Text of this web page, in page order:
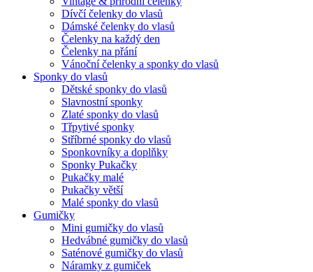
Dívčí čelenky do vlasů
Dámské čelenky do vlasů
Čelenky na každý den
Čelenky na přání
Vánoční čelenky a sponky do vlasů
Sponky do vlasů
Dětské sponky do vlasů
Slavnostní sponky
Zlaté sponky do vlasů
Třpytivé sponky
Stříbrné sponky do vlasů
Sponkovníky a doplňky
Sponky Pukačky
Pukačky malé
Pukačky větší
Malé sponky do vlasů
Gumičky
Mini gumičky do vlasů
Hedvábné gumičky do vlasů
Saténové gumičky do vlasů
Náramky z gumiček